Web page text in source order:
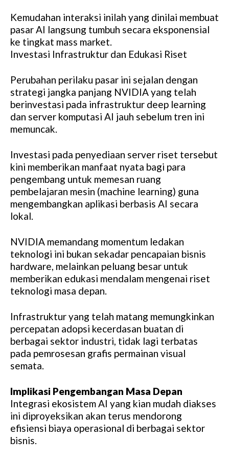
Kemudahan interaksi inilah yang dinilai membuat
pasar AI langsung tumbuh secara eksponensial
ke tingkat mass market.
Investasi Infrastruktur dan Edukasi Riset
Perubahan perilaku pasar ini sejalan dengan
strategi jangka panjang NVIDIA yang telah
berinvestasi pada infrastruktur deep learning
dan server komputasi AI jauh sebelum tren ini
memuncak.
Investasi pada penyediaan server riset tersebut
kini memberikan manfaat nyata bagi para
pengembang untuk memesan ruang
pembelajaran mesin (machine learning) guna
mengembangkan aplikasi berbasis AI secara
lokal.
NVIDIA memandang momentum ledakan
teknologi ini bukan sekadar pencapaian bisnis
hardware, melainkan peluang besar untuk
memberikan edukasi mendalam mengenai riset
teknologi masa depan.
Infrastruktur yang telah matang memungkinkan
percepatan adopsi kecerdasan buatan di
berbagai sektor industri, tidak lagi terbatas
pada pemrosesan grafis permainan visual
semata.
Implikasi Pengembangan Masa Depan
Integrasi ekosistem AI yang kian mudah diakses
ini diproyeksikan akan terus mendorong
efisiensi biaya operasional di berbagai sektor
bisnis.